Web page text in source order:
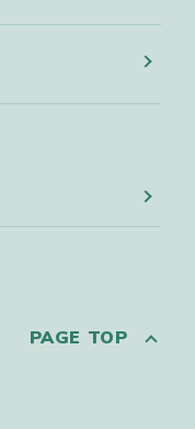
PAGE TOP